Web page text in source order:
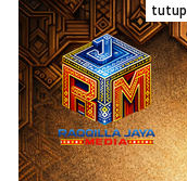
Loncat
konten
tutup